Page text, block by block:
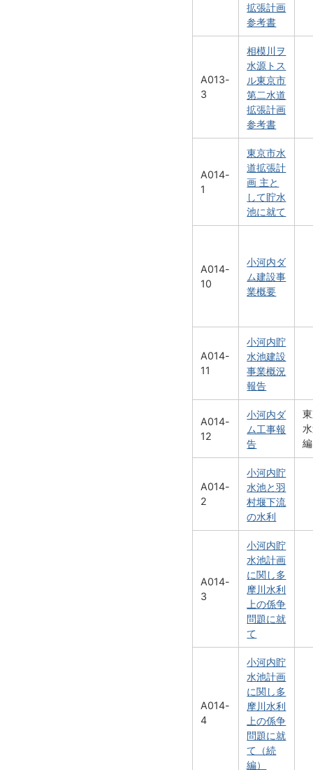
拡張計画
参考書
A013-
3
相模川ヲ
水源トス
ル東京市
第二水道
拡張計画
参考書
A014-
1
東京市水
道拡張計
画 主と
して貯水
池に就て
A014-
10
小河内ダ
ム建設事
業概要
A014-
11
小河内貯
水池建設
事業概況
報告
A014-
12
小河内ダ
ム工事報
告
編
A014-
2
小河内貯
水池と羽
村堰下流
の水利
A014-
3
小河内貯
水池計画
に関し多
摩川水利
上の係争
問題に就
て
A014-
4
小河内貯
水池計画
に関し多
摩川水利
上の係争
問題に就
て（続
編）